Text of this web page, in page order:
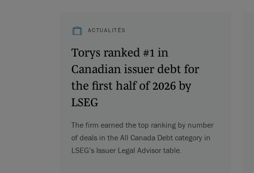
ACTUALITÉS
Torys ranked #1 in
Canadian issuer debt for
the first half of 2026 by
LSEG
The firm earned the top ranking by number
of deals in the All Canada Debt category in
LSEG’s Issuer Legal Advisor table.